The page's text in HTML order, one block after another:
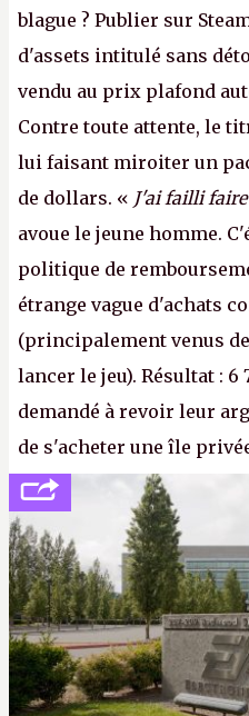
blague ? Publier sur
d'assets intitulé sans
vendu au prix plafond
Contre toute attente, le
lui faisant miroiter un
de dollars. « J'ai failli
avoue le jeune homme.
politique de
étrange vague d'achats
(principalement venus
lancer le jeu). Résultat : 6
demandé à revoir leur
de s'acheter une île
peine 2 000 dollars en
cher payé que le temps
apprendra aux petits
Gabe Newell aussi